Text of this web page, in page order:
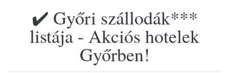
✔️ Győri szállodák***
listája - Akciós hotelek
Győrben!